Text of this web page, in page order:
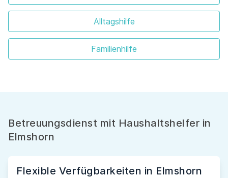
Alltagshilfe
Familienhilfe
Betreuungsdienst mit Haushaltshelfer in
Elmshorn
Flexible Verfügbarkeiten in Elmshorn